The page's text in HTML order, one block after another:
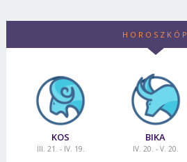
HOROSZKÓP
KOS
III. 21. - IV. 19.
BIKA
IV. 20. - V. 20.